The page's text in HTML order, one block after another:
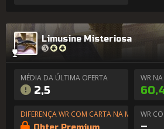
Limusine Misteriosa
MÉDIA DA ÚLTIMA OFERTA
2,5
WR
DIFERENÇA WR COM CARTA NA MÃOWR